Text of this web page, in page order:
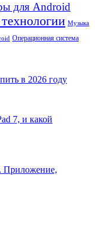
для Android
Музыка
Операционная система
в 2026 году
7, и какой
Приложение,